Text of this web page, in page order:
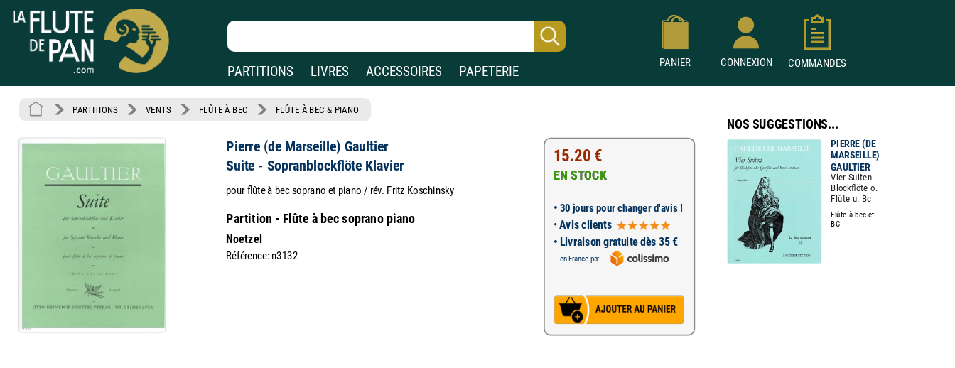
PARTITIONS LIVRES ACCESSOIRES PAPETERIE
PANIER CONNEXION COMMANDES
PARTITIONS VENTS FLÛTE À BEC FLÛTE À BEC & PIANO
Pierre (de Marseille) Gaultier
Suite - Sopranblockflöte Klavier
pour flûte à bec soprano et piano / rév. Fritz Koschinsky
Partition - Flûte à bec soprano piano
Noetzel
Référence: n3132
15.20 €
EN STOCK
• 30 jours pour changer d'avis !
•Avis clients
• Livraison gratuite dès 35 €
en France par
NOS SUGGESTIONS...
PIERRE (DE
MARSEILLE)
GAULTIER
Vier Suiten -
Blockflöte o.
Flûte u. Bc
Flûte à bec et
BC